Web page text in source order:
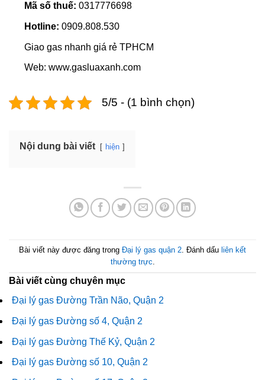
Mã số thuế: 0317776698
Hotline: 0909.808.530
Giao gas nhanh giá rẻ TPHCM
Web: www.gasluaxanh.com
5/5 - (1 bình chọn)
Nội dung bài viết hiện
Bài viết này được đăng trong Đại lý gas quận 2 . Đánh dấu liên kết
thường trực
Bài viết cùng chuyên mục
Đại lý gas Đường Trần Não, Quận 2
Đại lý gas Đường số 4, Quận 2
Đại lý gas Đường Thế Kỷ, Quận 2
Đại lý gas Đường số 10, Quận 2